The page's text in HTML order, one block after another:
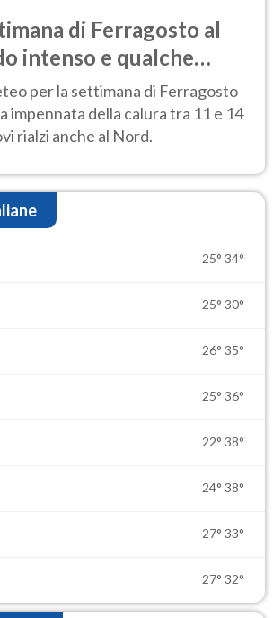
di Ferragosto al
intenso e qualche
per la settimana di Ferragosto
impennata della calura tra 11 e 14
rialzi anche al Nord.
25° 34°
25° 30°
26° 35°
25° 36°
22° 38°
24° 38°
27° 33°
27° 32°